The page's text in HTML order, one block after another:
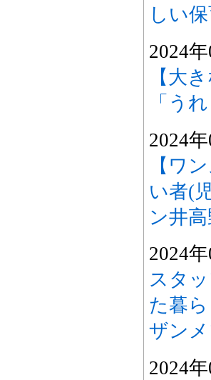
しい
2024
【大
「う
2024
【ワ
い者(
ン井
2024
スタ
た暮
ザン
2024